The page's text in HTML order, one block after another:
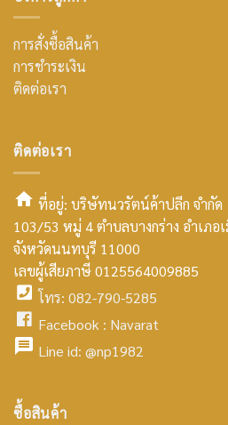
การสั่งซื้อสินค้า
การชำระเงิน
ติดต่อเรา
ติดต่อเรา
smt2
home
icon
ที่อยู่: บริษัทนวรัตน์ค้าปลีก จำกัด
103/53 หมู่ 4 ตำบลบางกร่าง อำเภอ
จังหวัดนนทบุรี 11000
เลขผู้เสียภาษี 0125564009885
facebook
icon
โทร: 082-790-5285
facebook
Facebook : Navarat
Line id: @np1982
ซื้อสินค้า